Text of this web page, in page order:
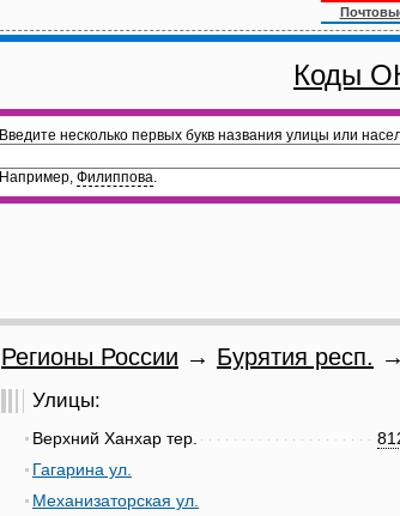
Коды
Введите несколько первых букв названия улицы или
Например, Филиппова.
Регионы России → Бурятия респ. →
Улицы:
Верхний Ханхар тер.
Гагарина ул.
Механизаторская ул.